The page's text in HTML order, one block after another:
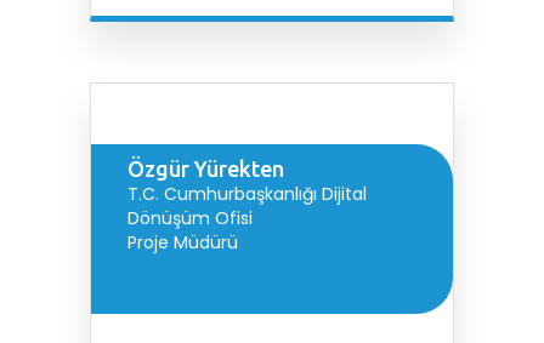
Özgür Yürekten
T.C. Cumhurbaşkanlığı Dijital
Dönüşüm Ofisi
Proje Müdürü